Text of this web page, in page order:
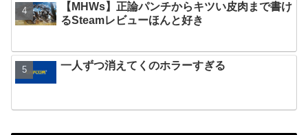
【MHWs】正論パンチからキツい皮肉まで書け
るSteamレビューほんと好き
一人ずつ消えてくのホラーすぎる